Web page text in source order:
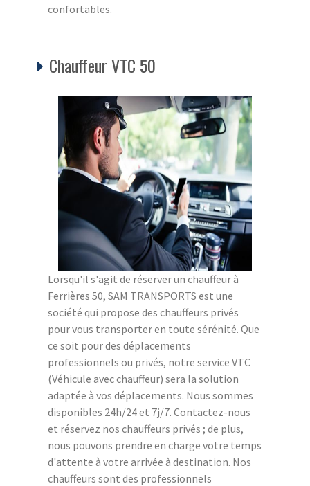
confortables.
Chauffeur VTC 50
Lorsqu'il s'agit de réserver un chauffeur à
Ferrières 50, SAM TRANSPORTS est une
société qui propose des chauffeurs privés
pour vous transporter en toute sérénité. Que
ce soit pour des déplacements
professionnels ou privés, notre service VTC
(Véhicule avec chauffeur) sera la solution
adaptée à vos déplacements. Nous sommes
disponibles 24h/24 et 7j/7. Contactez-nous
et réservez nos chauffeurs privés ; de plus,
nous pouvons prendre en charge votre temps
d'attente à votre arrivée à destination. Nos
chauffeurs sont des professionnels